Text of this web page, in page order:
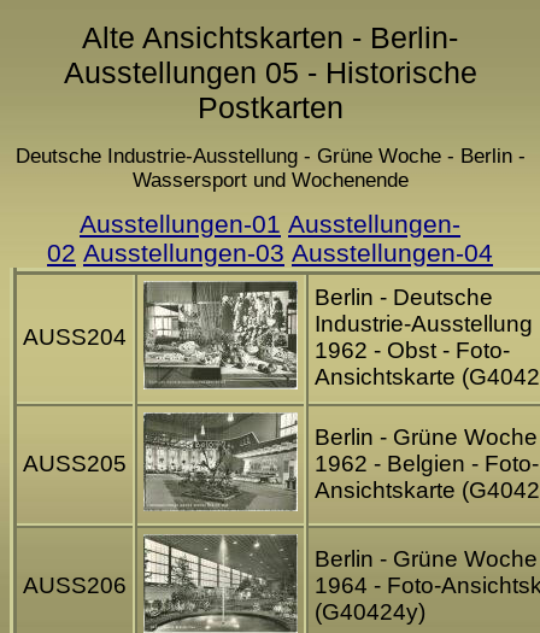
Alte Ansichtskarten - Berlin-
Ausstellungen 05 - Historische
Postkarten
Deutsche Industrie-Ausstellung - Grüne Woche - Berlin -
Wassersport und Wochenende
Ausstellungen-01 Ausstellungen-
02 Ausstellungen-03 Ausstellungen-04
AUSS204
Berlin - Deutsche
Industrie-Ausstellung
1962 - Obst - Foto-
Ansichtskarte
AUSS205
Berlin - Grüne Woche
1962 - Belgien - Foto-
Ansichtskarte
AUSS206
Berlin - Grüne Woche
1964 - Foto-
(G40424y)